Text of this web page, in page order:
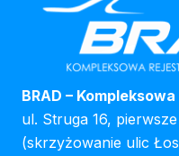
BRAD –
ul. Struga 16,
(skrzyżowanie ulic